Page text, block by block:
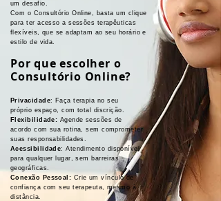
um desafio.
Com o Consultório Online, basta um clique
para ter acesso a sessões terapêuticas
flexíveis, que se adaptam ao seu horário e
estilo de vida.
Por que escolher o
Consultório Online?
Privacidade: Faça terapia no seu
próprio espaço, com total discrição.
Flexibilidade: Agende sessões de
acordo com sua rotina, sem comprometer
suas responsabilidades.
Acessibilidade: Atendimento disponível
para qualquer lugar, sem barreiras
geográficas.
Conexão Pessoal: Crie um vínculo de
confiança com seu terapeuta, mesmo à
distância.